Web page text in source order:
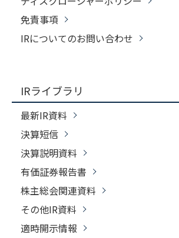
免責事項
IRについてのお問い合わせ
IRライブラリ
最新IR資料
決算短信
決算説明資料
有価証券報告書
株主総会関連資料
その他IR資料
適時開示情報